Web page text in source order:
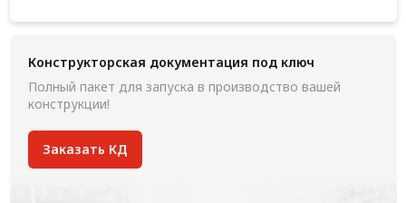
Конструкторская документация под ключ
Полный пакет для запуска в производство вашей
конструкции!
Заказать КД